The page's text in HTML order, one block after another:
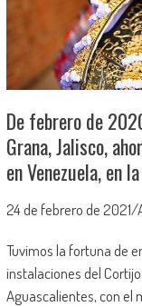
De febrero de
Grana, Jalisco,
en Venezuela, en
24 de febrero de 2021/
Tuvimos la fortuna de
instalaciones del
Aguascalientes, con el